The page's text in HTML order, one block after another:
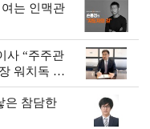
는 인맥관
사 “주주관
워치독 역
은 참담한